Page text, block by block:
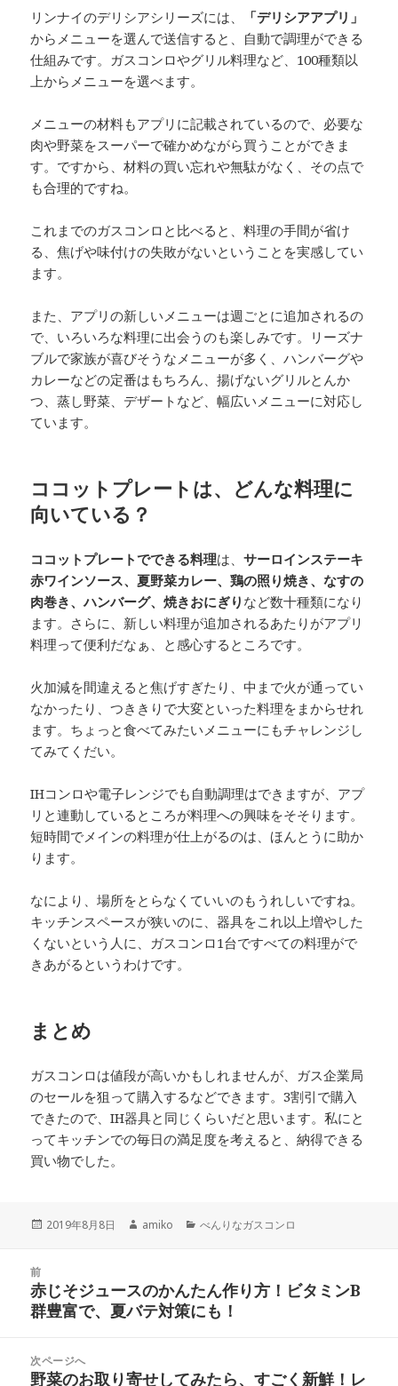
リンナイのデリシアシリーズには、
「デリシアアプリ」
からメニューを選んで送信すると、自動で調理ができる
仕組みです。ガスコンロやグリル料理など、100種類以
上からメニューを選べます。
メニューの材料もアプリに記載されているので、必要な
肉や野菜をスーパーで確かめながら買うことができま
す。ですから、材料の買い忘れや無駄がなく、その点で
も合理的ですね。
これまでのガスコンロと比べると、料理の手間が省け
る、焦げや味付けの失敗がないということを実感してい
ます。
また、アプリの新しいメニューは週ごとに追加されるの
で、いろいろな料理に出会うのも楽しみです。リーズナ
ブルで家族が喜びそうなメニューが多く、ハンバーグや
カレーなどの定番はもちろん、揚げないグリルとんか
つ、蒸し野菜、デザートなど、幅広いメニューに対応し
ています。
ココットプレートは、どんな料理に
向いている？
ココットプレートでできる料理は、サーロインステーキ
赤ワインソース、夏野菜カレー、鶏の照り焼き、なすの
肉巻き、ハンバーグ、焼きおにぎり など数十種類になり
ます。さらに、新しい料理が追加されるあたりがアプリ
料理って便利だなぁ、と感心するところです。
火加減を間違えると焦げすぎたり、中まで火が通ってい
なかったり、つききりで大変といった料理をまからせれ
ます。ちょっと食べてみたいメニューにもチャレンジし
てみてくだい。
IHコンロや電子レンジでも自動調理はできますが、アプ
リと連動しているところが料理への興味をそそります。
短時間でメインの料理が仕上がるのは、ほんとうに助か
ります。
なにより、場所をとらなくていいのもうれしいですね。
キッチンスペースが狭いのに、器具をこれ以上増やした
くないという人に、ガスコンロ1台ですべての料理がで
きあがるというわけです。
まとめ
ガスコンロは値段が高いかもしれませんが、ガス企業局
のセールを狙って購入するなどできます。3割引で購入
できたので、IH器具と同じくらいだと思います。私にと
ってキッチンでの毎日の満足度を考えると、納得できる
買い物でした。
投
2019年8月8日
作
amiko
カ
ー
べんりなガスコンロ
前
前
の
稿:
赤じそジュースのかんたん作り方！ビタミンB
群豊富で、夏バテ対策にも！
次ページへ
次
野菜のお取り寄せしてみたら、すごく新鮮！レ